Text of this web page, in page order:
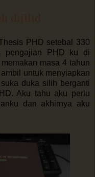
PHD setebal 330
pengajian PHD ku di
masa 4 tahun
untuk menyiapkan
duka silih berganti
Aku tahu aku perlu
dan akhirnya aku